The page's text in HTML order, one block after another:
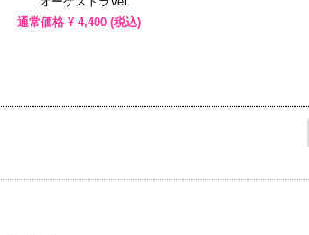
通常価格 ¥ 4,400 (税込)